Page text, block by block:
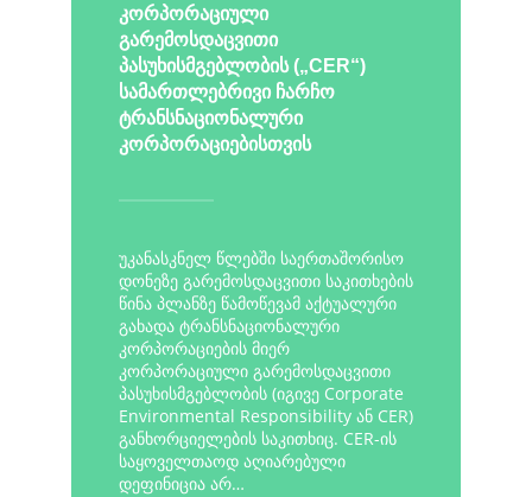
კორპორაციული
გარემოსდაცვითი
პასუხისმგებლობის („CER“)
სამართლებრივი ჩარჩო
ტრანსნაციონალური
კორპორაციებისთვის
უკანასკნელ წლებში საერთაშორისო
დონეზე გარემოსდაცვითი საკითხების
წინა პლანზე წამოწევამ აქტუალური
გახადა ტრანსნაციონალური
კორპორაციების მიერ
კორპორაციული გარემოსდაცვითი
პასუხისმგებლობის (იგივე Corporate
Environmental Responsibility ან CER)
განხორციელების საკითხიც. CER-ის
საყოველთაოდ აღიარებული
დეფინიცია არ…